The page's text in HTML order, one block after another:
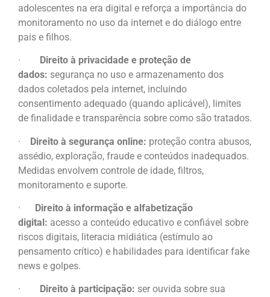
adolescentes na era digital e reforça a importância do
monitoramento no uso da internet e do diálogo entre
pais e filhos.
·
Direito à privacidade e proteção de
dados: segurança no uso e armazenamento dos
dados coletados pela internet, incluindo
consentimento adequado (quando aplicável), limites
de finalidade e transparência sobre como são tratados.
· Direito à segurança online: proteção contra abusos,
assédio, exploração, fraude e conteúdos inadequados.
Medidas envolvem controle de idade, filtros,
monitoramento e suporte.
· Direito à informação e alfabetização
digital: acesso a conteúdo educativo e confiável sobre
riscos digitais, literacia midiática (estímulo ao
pensamento crítico) e habilidades para identificar fake
news e golpes.
· Direito à participação: ser ouvida sobre sua